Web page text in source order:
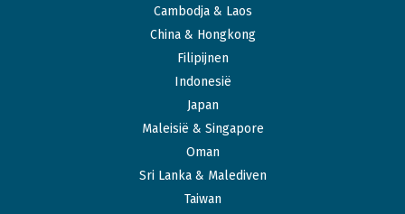
Cambodja & Laos
China & Hongkong
Filipijnen
Indonesië
Japan
Maleisië & Singapore
Oman
Sri Lanka & Malediven
Taiwan